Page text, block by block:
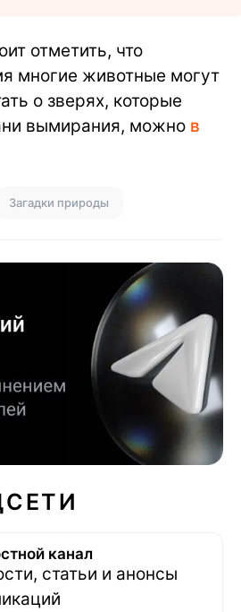
отметить, что
многие животные могут
о зверях, которые
вымирания, можно в
Загадки природы
канал
статьи и анонсы